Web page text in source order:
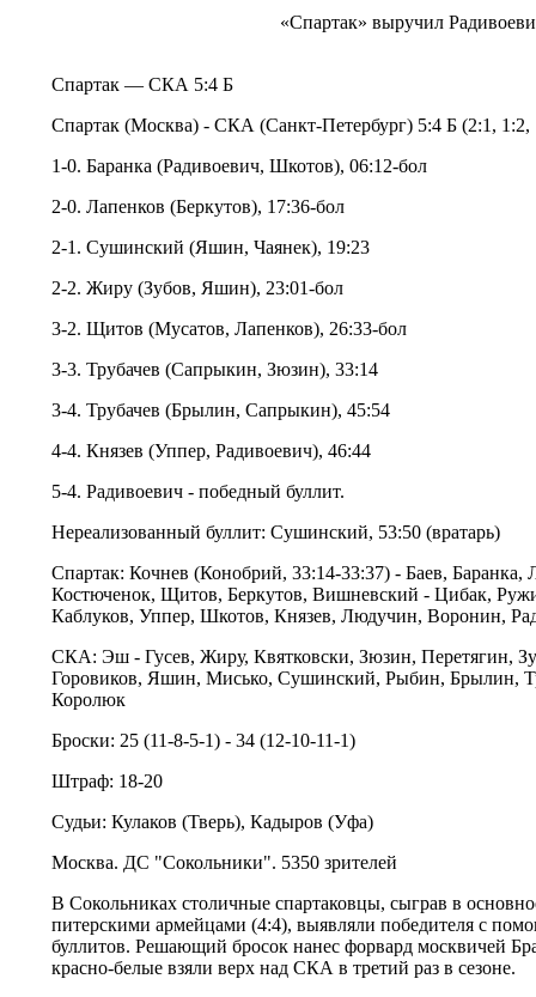
«Спартак» выручил
Спартак — СКА 5:4 Б
Спартак (Москва) - СКА (Санкт-Петербург) 5:4 Б (2:1, 1:2,
1-0. Баранка (Радивоевич, Шкотов), 06:12-бол
2-0. Лапенков (Беркутов), 17:36-бол
2-1. Сушинский (Яшин, Чаянек), 19:23
2-2. Жиру (Зубов, Яшин), 23:01-бол
3-2. Щитов (Мусатов, Лапенков), 26:33-бол
3-3. Трубачев (Сапрыкин, Зюзин), 33:14
3-4. Трубачев (Брылин, Сапрыкин), 45:54
4-4. Князев (Уппер, Радивоевич), 46:44
5-4. Радивоевич - победный буллит.
Нереализованный буллит: Сушинский, 53:50 (вратарь)
Спартак: Кочнев (Конобрий, 33:14-33:37) - Баев,
Костюченок, Щитов, Беркутов, Вишневский - Цибак,
Каблуков, Уппер, Шкотов, Князев, Людучин, Воронин,
СКА: Эш - Гусев, Жиру, Квятковски, Зюзин, Перетягин,
Горовиков, Яшин, Мисько, Сушинский, Рыбин, Брылин,
Королюк
Броски: 25 (11-8-5-1) - 34 (12-10-11-1)
Штраф: 18-20
Судьи: Кулаков (Тверь), Кадыров (Уфа)
Москва. ДС "Сокольники". 5350 зрителей
В Сокольниках столичные спартаковцы, сыграв в
питерскими армейцами (4:4), выявляли победителя с
буллитов. Решающий бросок нанес форвард москвичей
красно-белые взяли верх над СКА в третий раз в сезоне.